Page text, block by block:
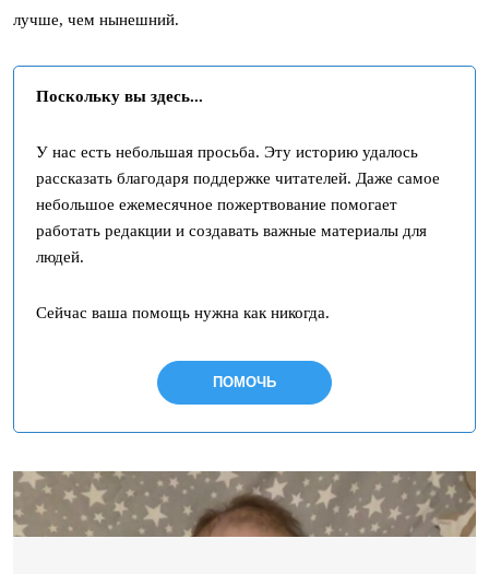
лучше, чем нынешний.
Поскольку вы здесь...
У нас есть небольшая просьба. Эту историю удалось
рассказать благодаря поддержке читателей. Даже самое
небольшое ежемесячное пожертвование помогает
работать редакции и создавать важные материалы для
людей.
Сейчас ваша помощь нужна как никогда.
ПОМОЧЬ